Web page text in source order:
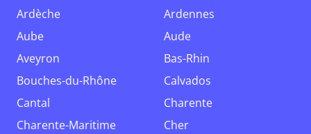
Ardèche
Ardennes
Aube
Aude
Aveyron
Bas-Rhin
Bouches-du-Rhône
Calvados
Cantal
Charente
Charente-Maritime
Cher